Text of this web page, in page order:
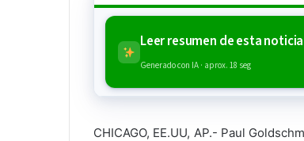
Leer resumen de esta noticia
Generado con IA · aprox. 18 seg
CHICAGO, EE.UU, AP.- Paul